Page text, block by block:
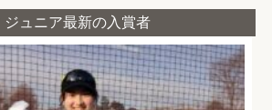
ジュニア最新の入賞者